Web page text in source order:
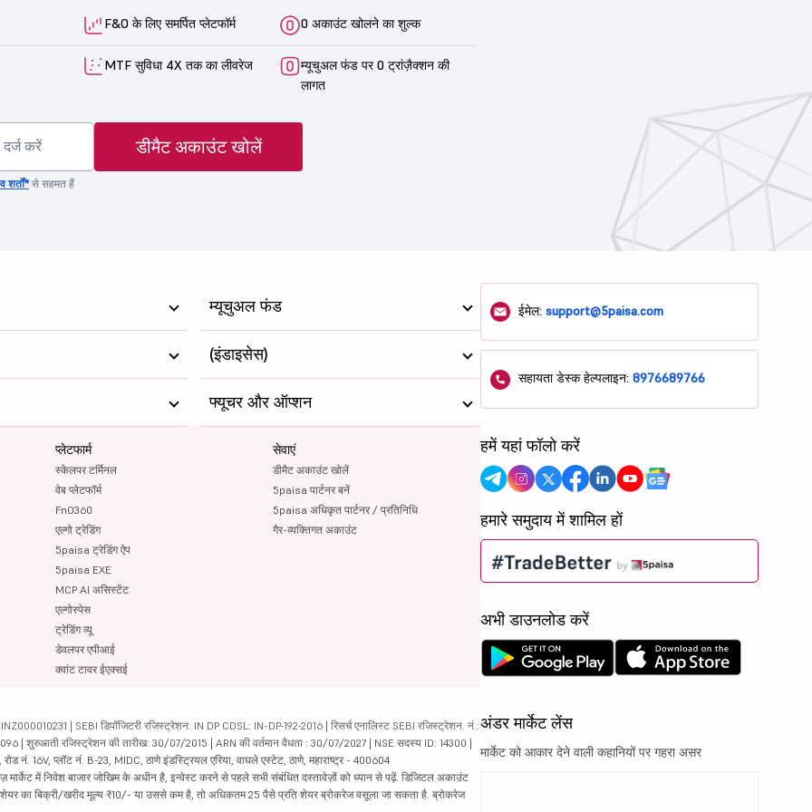
F&O के लिए समर्पित प्लेटफॉर्म 0 अकाउंट खोलने का शुल्क
MTF सुविधा 4X तक का लीवरेज
म्यूचुअल फंड पर 0 ट्रांज़ैक्शन की
लागत
डीमैट अकाउंट खोलें
शर्तों*से सहमत हैं
म्यूचुअल फंड
(इंडाइसेस)
प्लेटफार्म
स्केलपर टर्मिनल
वेब प्लेटफॉर्म
FnO360
एल्गो ट्रेडिंग
5paisa ट्रेडिंग ऐप
5paisa EXE
MCP AI असिस्टेंट
एल्गोस्पेस
ट्रेडिंग व्यू
डेवलपर एपीआई
क्वांट टावर ईएक्सई
सेवाएं
डीमैट अकाउंट खोलें
5paisa पार्टनर बनें
5paisa अधिकृत पार्टनर / प्रतिनिधि
गैर-व्यक्तिगत अकाउंट
फ्यूचर और ऑप्शन
| SEBI डिपॉजिटरी रजिस्ट्रेशन: IN DP CDSL: IN-DP-192-2016 | रिसर्च एनालिस्ट SEBI रजिस्ट्रेशन. नं.:
| शुरुआती रजिस्ट्रेशन की तारीख: 30/07/2015 | ARN की वर्तमान वैधता : 30/07/2027 | NSE सदस्य ID: 14300 |
नं. 16V, प्लॉट नं. B-23, MIDC, ठाणे इंडस्ट्रियल एरिया, वाघले एस्टेट, ठाणे, महाराष्ट्र - 400604
मार्केट में निवेश बाजार जोखिम के अधीन है, इन्वेस्ट करने से पहले सभी संबंधित दस्तावेज़ों को ध्यान से पढ़ें. डिजिटल अकाउंट
शेयर का बिक्री/खरीद मूल्य ₹10/- या उससे कम है, तो अधिकतम 25 पैसे प्रति शेयर ब्रोकरेज वसूला जा सकता है. ब्रोकरेज
ईमेल:support@5paisa.com
सहायता डेस्क हेल्पलाइन:8976689766
हमें यहां फॉलो करें
हमारे समुदाय में शामिल हों
अभी डाउनलोड करें
अंडर मार्केट लेंस
मार्केट को आकार देने वाली कहानियों पर गहरा असर